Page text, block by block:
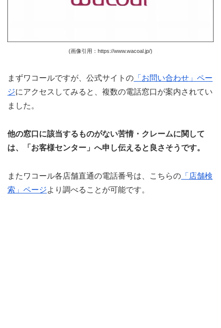
(画像引用：https://www.wacoal.jp/)
まずワコールですが、公式サイトの 「お問い合わせ」ペー
ジにアクセスしてみると、複数の電話窓口が案内されてい
ました。
他の窓口に該当するものがない苦情・クレームに関して
は、「お客様センター」へ申し伝えると良さそうです。
またワコール各店舗直通の電話番号は、こちらの 「店舗検
索」ページより調べることが可能です。